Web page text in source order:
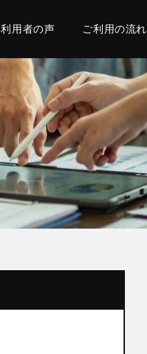
利用者の声 ご利用の流れ